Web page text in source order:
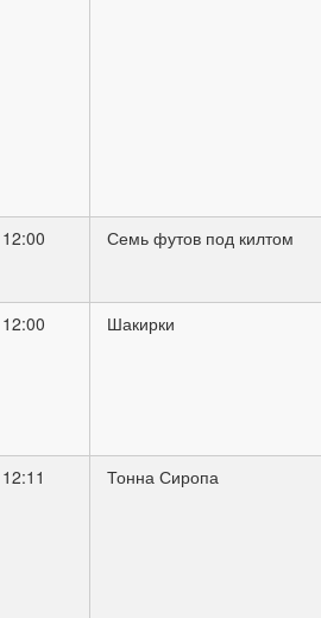
12:00 Семь футов под килтом
12:00 Шакирки
12:11 Тонна Сиропа